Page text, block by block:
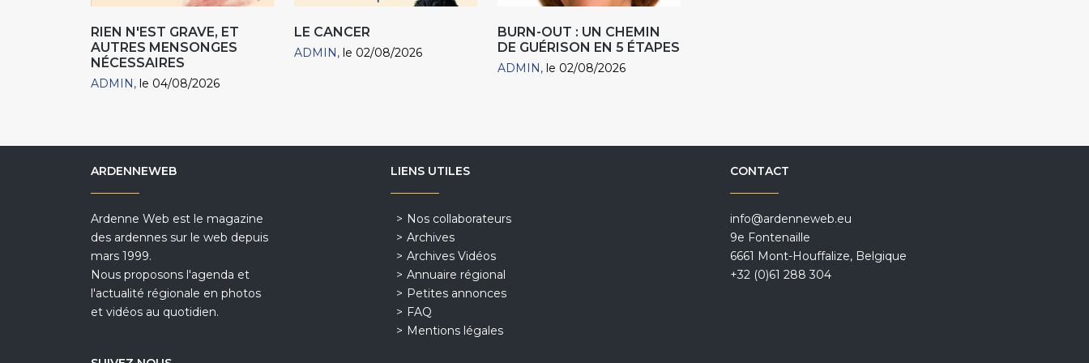
RIEN N'EST GRAVE, ET
AUTRES MENSONGES
NÉCESSAIRES
ADMIN le 04/08/2026
LE CANCER
ADMIN le 02/08/2026
BURN-OUT : UN CHEMIN
DE GUÉRISON EN 5 ÉTAPES
ADMIN le 02/08/2026
ARDENNEWEB
Ardenne Web est le magazine
des ardennes sur le web depuis
mars 1999.
Nous proposons l'agenda et
l'actualité régionale en photos
et vidéos au quotidien.
LIENS UTILES
Nos collaborateurs
Archives
Archives Vidéos
Annuaire régional
Petites annonces
FAQ
Mentions légales
CONTACT
info@ardenneweb.eu
9e Fontenaille
6661 Mont-Houffalize, Belgique
+32 (0)61 288 304